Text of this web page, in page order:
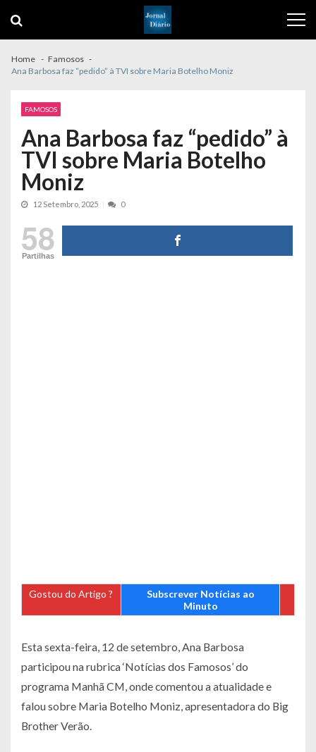
navigation
content
Home
Famosos
Ana Barbosa faz “pedido” à TVI sobre Maria Botelho Moniz
FAMOSOS
Ana Barbosa faz “pedido” à
TVI sobre Maria Botelho
Moniz
12 Setembro, 2025 0
58
Partilhas
Gostou do Artigo ?
Subscrever Notícias ao
Minuto
Esta sexta-feira, 12 de setembro, Ana Barbosa
participou na rubrica ‘Notícias dos Famosos’ do
programa Manhã CM, onde comentou a atualidade e
falou sobre Maria Botelho Moniz, apresentadora do Big
Brother Verão.